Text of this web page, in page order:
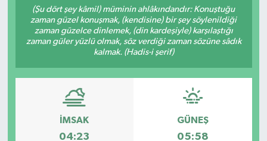
(Şu dört şey kâmil) müminin ahlâkındandır: Konuştuğu
zaman güzel konuşmak, (kendisine) bir şey söylenildiği
zaman güzelce dinlemek, (din kardeşiyle) karşılaştığı
zaman güler yüzlü olmak, söz verdiği zaman sözüne sâdık
kalmak. (Hadis-i şerif)
İMSAK
04:23
GÜNEŞ
05:58